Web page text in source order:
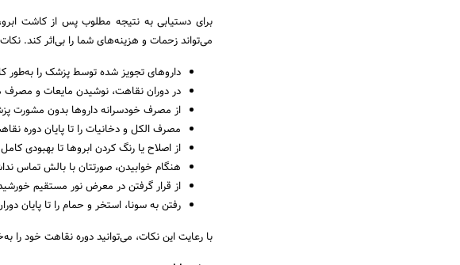
برای دستیابی به نتیجه مطلوب پس از کاشت
می‌تواند زحمات و هزینه‌های شما را بی‌اثر کند.
داروهای تجویز شده توسط پزشک را
در دوران نقاهت، نوشیدن مایعات و مصرف
از مصرف خودسرانه داروها بدون مشورت
مصرف الکل و دخانیات را تا پایان دوره
از اصلاح یا رنگ کردن ابروها تا بهبودی
هنگام خوابیدن، صورتتان با بالش تماس
از قرار گرفتن در معرض نور مستقیم
رفتن به سونا، استخر و حمام را تا پایان
با رعایت این نکات، می‌توانید دوره نقاهت خود را